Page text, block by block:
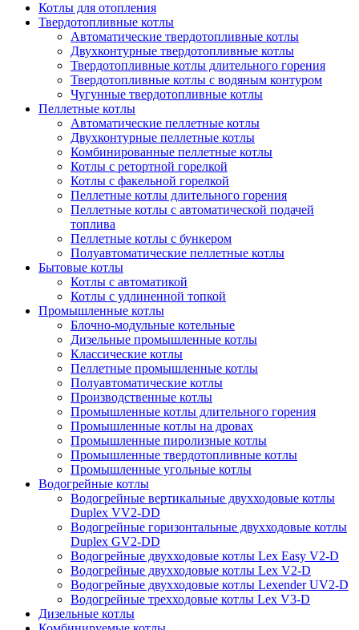
Котлы для отопления
Твердотопливные котлы
Автоматические твердотопливные котлы
Двухконтурные твердотопливные котлы
Твердотопливные котлы длительного горения
Твердотопливные котлы с водяным контуром
Чугунные твердотопливные котлы
Пеллетные котлы
Автоматические пеллетные котлы
Двухконтурные пеллетные котлы
Комбинированные пеллетные котлы
Котлы с ретортной горелкой
Котлы с факельной горелкой
Пеллетные котлы длительного горения
Пеллетные котлы с автоматической подачей
топлива
Пеллетные котлы с бункером
Полуавтоматические пеллетные котлы
Бытовые котлы
Котлы с автоматикой
Котлы с удлиненной топкой
Промышленные котлы
Блочно-модульные котельные
Дизельные промышленные котлы
Классические котлы
Пеллетные промышленные котлы
Полуавтоматические котлы
Производственные котлы
Промышленные котлы длительного горения
Промышленные котлы на дровах
Промышленные пиролизные котлы
Промышленные твердотопливные котлы
Промышленные угольные котлы
Водогрейные котлы
Водогрейные вертикальные двухходовые котлы
Duplex VV2-DD
Водогрейные горизонтальные двухходовые котлы
Duplex GV2-DD
Водогрейные двухходовые котлы Lex Easy V2-D
Водогрейные двухходовые котлы Lex V2-D
Водогрейные двухходовые котлы Lexender UV2-D
Водогрейные трехходовые котлы Lex V3-D
Дизельные котлы